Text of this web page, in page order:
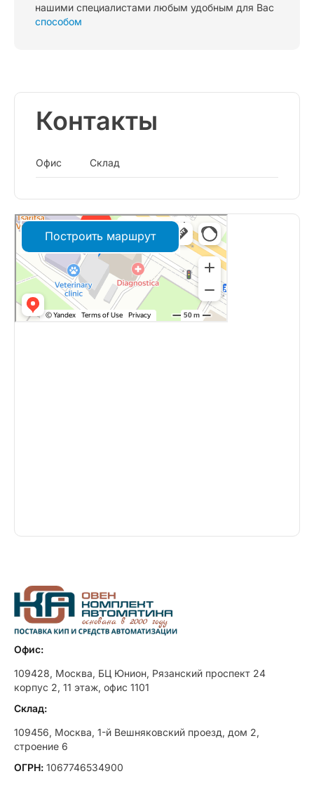
нашими специалистами любым удобным для Вас
способом
Контакты
Офис Склад
Построить маршрут
Офис:
109428, Москва, БЦ Юнион, Рязанский проспект 24
корпус 2, 11 этаж, офис 1101
Склад:
109456, Москва, 1-й Вешняковский проезд, дом 2,
строение 6
ОГРН: 1067746534900